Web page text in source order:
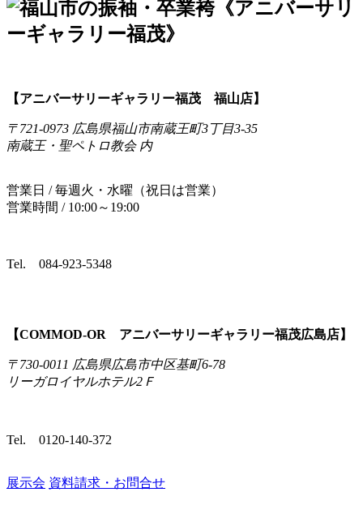
【アニバーサリーギャラリー福茂 福山店】
〒721-0973 広島県福山市南蔵王町3丁目3-35
南蔵王・聖ペトロ教会 内
営業日 / 毎週火・水曜（祝日は営業）
営業時間 / 10:00～19:00
Tel. 084-923-5348
【COMMOD‐OR アニバーサリーギャラリー福茂広島店】
〒730-0011 広島県広島市中区基町6-78
リーガロイヤルホテル2Ｆ
Tel. 0120-140-372
展示会 資料請求・お問合せ